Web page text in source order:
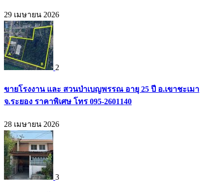
29 เมษายน 2026
2
ขายโรงงาน และ สวนป่าเบญพรรณ อายุ 25 ปี อ.เขาชะเมา
จ.ระยอง ราคาพิเศษ โทร 095-2601140
28 เมษายน 2026
3